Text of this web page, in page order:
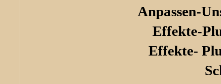
Anpassen-
Effekte-
Effekte-